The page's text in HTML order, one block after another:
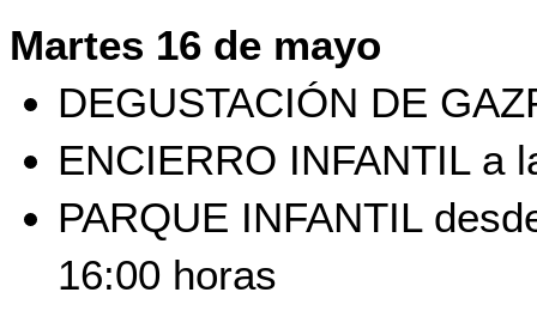
Martes 16 de mayo
DEGUSTACIÓN DE
ENCIERRO INFANTIL a
PARQUE INFANTIL
16:00 horas